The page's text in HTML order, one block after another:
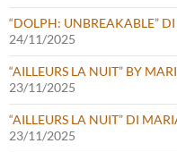
“DOLPH: UNBREAKABLE”
24/11/2025
“AILLEURS LA NUIT” BY
23/11/2025
“AILLEURS LA NUIT” DI
23/11/2025